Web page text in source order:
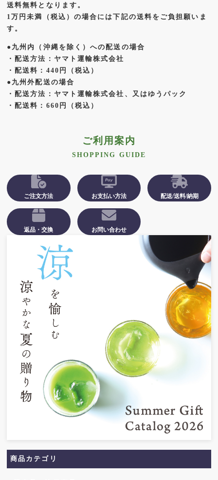
送料無料となります。
1万円未満（税込）の場合には下記の送料をご負担願いま
す。
●九州内（沖縄を除く）への配送の場合
・配送方法：ヤマト運輸株式会社
・配送料：440円（税込）
●九州外配送の場合
・配送方法：ヤマト運輸株式会社、又はゆうパック
・配送料：660円（税込）
ご利用案内
SHOPPING GUIDE
ご注文方法 お支払い方法 配送/送料/納期
返品・交換 お問い合わせ
商品カテゴリ